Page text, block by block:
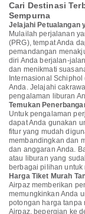
Cari Destinasi
Sempurna
Jelajahi Petualangan
Mulailah perjalanan
(PRG), tempat Anda
pemandangan
diri Anda berjalan-
dan menikmati
Internasional
Anda. Jelajahi
pengalaman liburan
Temukan
Untuk pengalaman
dapat Anda gunakan
fitur yang mudah
membandingkan dan
dan anggaran Anda.
atau liburan yang
berbagai pilihan untuk
Harga Tiket Murah
Airpaz memberikan
memungkinkan Anda
potongan harga tanpa
Airpaz, bepergian ke